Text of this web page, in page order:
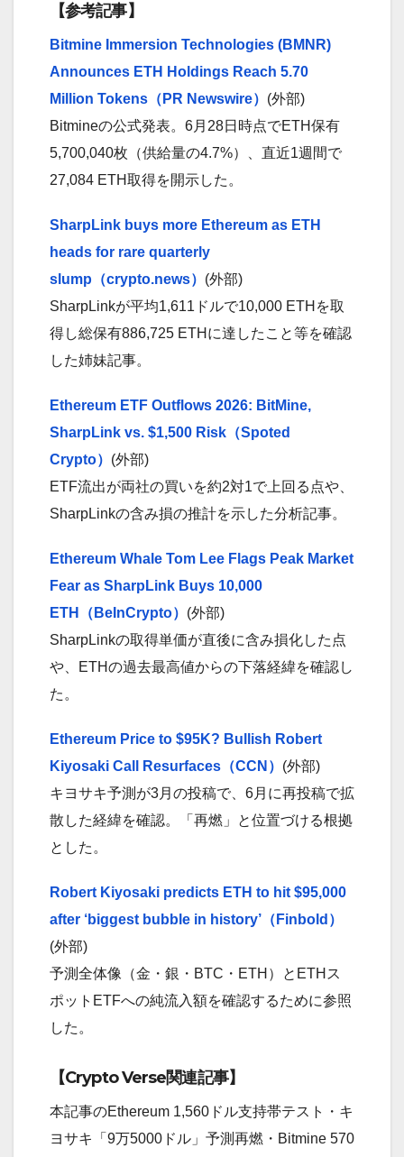
【参考記事】
Bitmine Immersion Technologies (BMNR)
Announces ETH Holdings Reach 5.70
Million Tokens（PR Newswire） (外部)
Bitmineの公式発表。6月28日時点でETH保有
5,700,040枚（供給量の4.7%）、直近1週間で
27,084 ETH取得を開示した。
SharpLink buys more Ethereum as ETH
heads for rare quarterly
slump（crypto.news） (外部)
SharpLinkが平均1,611ドルで10,000 ETHを取
得し総保有886,725 ETHに達したこと等を確認
した姉妹記事。
Ethereum ETF Outflows 2026: BitMine,
SharpLink vs. $1,500 Risk（Spoted
Crypto） (外部)
ETF流出が両社の買いを約2対1で上回る点や、
SharpLinkの含み損の推計を示した分析記事。
Ethereum Whale Tom Lee Flags Peak Market
Fear as SharpLink Buys 10,000
ETH（BeInCrypto） (外部)
SharpLinkの取得単価が直後に含み損化した点
や、ETHの過去最高値からの下落経緯を確認し
た。
Ethereum Price to $95K? Bullish Robert
Kiyosaki Call Resurfaces（CCN） (外部)
キヨサキ予測が3月の投稿で、6月に再投稿で拡
散した経緯を確認。「再燃」と位置づける根拠
とした。
Robert Kiyosaki predicts ETH to hit $95,000
after ‘biggest bubble in history’（Finbold）
(外部)
予測全体像（金・銀・BTC・ETH）とETHス
ポットETFへの純流入額を確認するために参照
した。
【Crypto Verse関連記事】
本記事のEthereum 1,560ドル支持帯テスト・キ
ヨサキ「9万5000ドル」予測再燃・Bitmine 570